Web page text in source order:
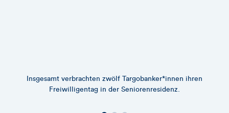
Insgesamt verbrachten zwölf Targobanker*innen ihren
Freiwilligentag in der Seniorenresidenz.